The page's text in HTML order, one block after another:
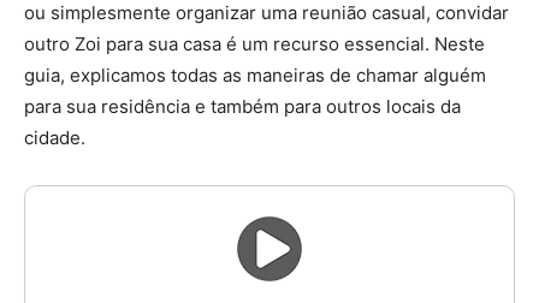
ou simplesmente organizar uma reunião casual, convidar
outro Zoi para sua casa é um recurso essencial. Neste
guia, explicamos todas as maneiras de chamar alguém
para sua residência e também para outros locais da
cidade.